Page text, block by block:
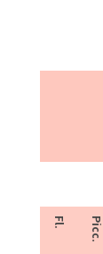
Fl. Picc.